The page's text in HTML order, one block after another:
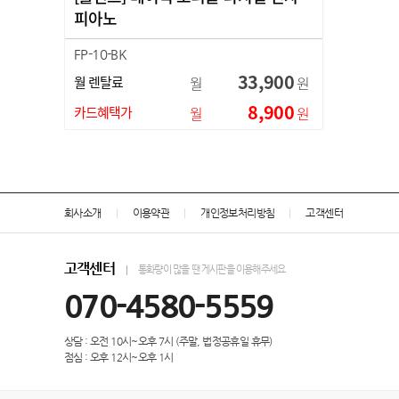
피아노
FP-10-BK
월 렌탈료 월 33,900원
카드혜택가 월 8,900원
회사소개 이용약관 개인정보처리방침 고객센터
고객센터 통화량이 많을 땐 게시판을 이용해주세요
070-4580-5559
상담 : 오전 10시~오후 7시 (주말, 법정공휴일 휴무)
점심 : 오후 12시~오후 1시